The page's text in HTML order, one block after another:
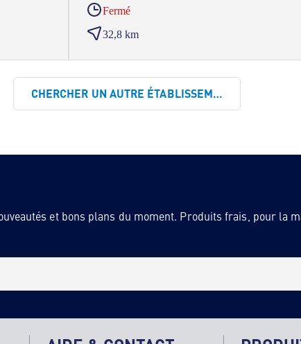
Fermé
32,8 km
CHERCHER UN AUTRE ÉTABLISSEMENT
et bons plans du moment. Produits frais, pour la